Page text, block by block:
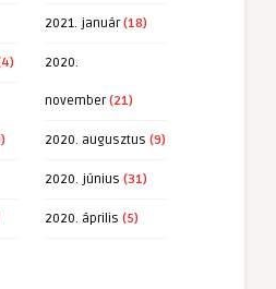
2021. január(18)
2020.
november(21)
2020. augusztus (9)
2020. június (31)
2020. április (5)